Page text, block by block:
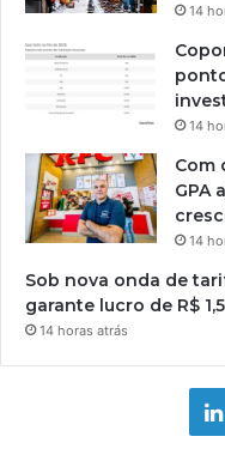
14
14
Com
GPA
14
Sob nova onda de
garante lucro de R$
14 horas atrás